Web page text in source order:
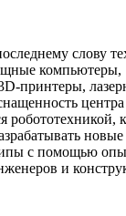
слову
компьютеры,
принтеры,
робототехникой,
новые
с помощью
и